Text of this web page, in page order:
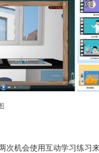
次机会使用互动学习练习